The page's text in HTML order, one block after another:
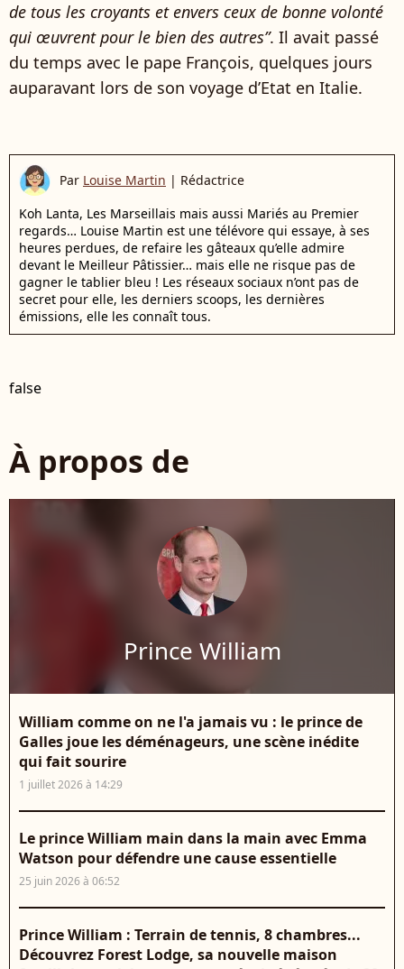
de tous les croyants et envers ceux de bonne volonté
qui œuvrent pour le bien des autres”. Il avait passé
du temps avec le pape François, quelques jours
auparavant lors de son voyage d’Etat en Italie.
Par Louise Martin | Rédactrice
Koh Lanta, Les Marseillais mais aussi Mariés au Premier
regards… Louise Martin est une télévore qui essaye, à ses
heures perdues, de refaire les gâteaux qu’elle admire
devant le Meilleur Pâtissier… mais elle ne risque pas de
gagner le tablier bleu ! Les réseaux sociaux n’ont pas de
secret pour elle, les derniers scoops, les dernières
émissions, elle les connaît tous.
false
À propos de
Prince William
William comme on ne l'a jamais vu : le prince de
Galles joue les déménageurs, une scène inédite
qui fait sourire
1 juillet 2026 à 14:29
Le prince William main dans la main avec Emma
Watson pour défendre une cause essentielle
25 juin 2026 à 06:52
Prince William : Terrain de tennis, 8 chambres...
Découvrez Forest Lodge, sa nouvelle maison